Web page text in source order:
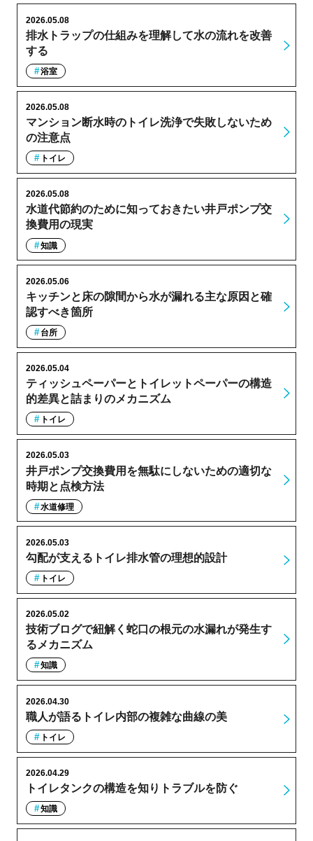
排水トラップの仕組みを理解して水の流れを改善
する
2026.05.08
浴室
マンション断水時のトイレ洗浄で失敗しないため
の注意点
2026.05.08
トイレ
水道代節約のために知っておきたい井戸ポンプ交
換費用の現実
2026.05.08
知識
キッチンと床の隙間から水が漏れる主な原因と確
認すべき箇所
2026.05.06
台所
ティッシュペーパーとトイレットペーパーの構造
的差異と詰まりのメカニズム
2026.05.04
トイレ
井戸ポンプ交換費用を無駄にしないための適切な
時期と点検方法
2026.05.03
水道修理
勾配が支えるトイレ排水管の理想的設計
2026.05.03
トイレ
技術ブログで紐解く蛇口の根元の水漏れが発生す
るメカニズム
2026.05.02
知識
職人が語るトイレ内部の複雑な曲線の美
2026.04.30
トイレ
トイレタンクの構造を知りトラブルを防ぐ
2026.04.29
知識